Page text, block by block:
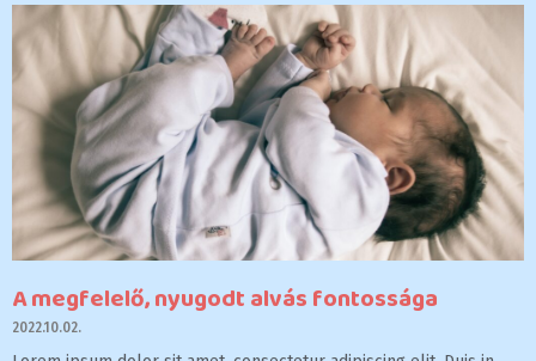
A megfelelő, nyugodt alvás fontossága
2022.10.02.